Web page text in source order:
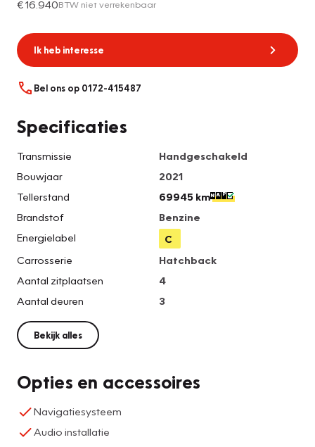
€ 16.940BTW niet verrekenbaar
Ik heb interesse
Bel ons op 0172-415487
Specificaties
Transmissie
Handgeschakeld
Bouwjaar
2021
Tellerstand
69945 km
Brandstof
Benzine
Energielabel
C
Carrosserie
Hatchback
Aantal zitplaatsen
4
Aantal deuren
3
Bekijk alles
Opties en accessoires
Navigatiesysteem
Audio installatie